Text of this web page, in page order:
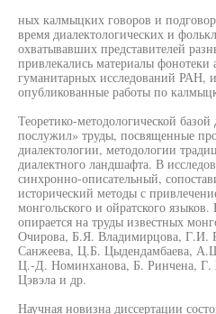
ных калмыцких говоров и
время диалектологических и
охватывавших представителей
привлекались материалы
гуманитарных исследований РАН,
опубликованные работы по
Теоретико-методологической
послужил» труды, посвященные
диалектологии, методологии
диалектного ландшафта. В
синхронно-описательный,
исторический методы с
монгольского и ойратского
опирается на труды известных
Очирова, Б.Я. Владимирцова, Г.И.
Санжеева, Ц.Б. Цыдендамбаева,
Ц.-Д. Номинханова, Б. Ринчена,
Цэвэла и др.
Научная новизна диссертации